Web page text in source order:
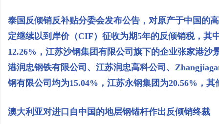
泰国反倾销反补贴分委会发布公告，对原产于中国的
定继续以到岸价（CIF）征收为期5年的反倾销税，其
12.26%，江苏沙钢集团有限公司旗下的企业张家港
港润忠钢铁有限公司、江苏润忠高科公司、
钢有限公司均为15.04%，江苏永钢集团为20.56%，其
澳大利亚对进口自中国的地层钢锚杆作出反倾销终裁